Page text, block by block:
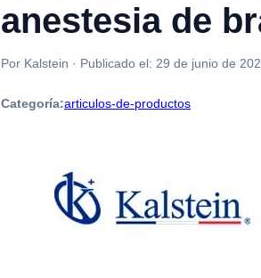
anestesia de
Por Kalstein · Publicado el: 29 de junio de
Categoría:articulos-de-productos